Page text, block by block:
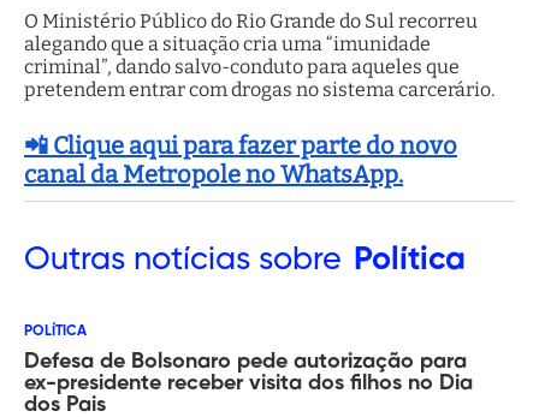
O Ministério Público do Rio Grande do Sul recorreu
alegando que a situação cria uma “imunidade
criminal”, dando salvo-conduto para aqueles que
pretendem entrar com drogas no sistema carcerário.
📲 Clique aqui para fazer parte do novo
canal da Metropole no WhatsApp.
Outras notícias sobre Política
POLÍTICA
Defesa de Bolsonaro pede autorização para
ex-presidente receber visita dos filhos no Dia
dos Pais